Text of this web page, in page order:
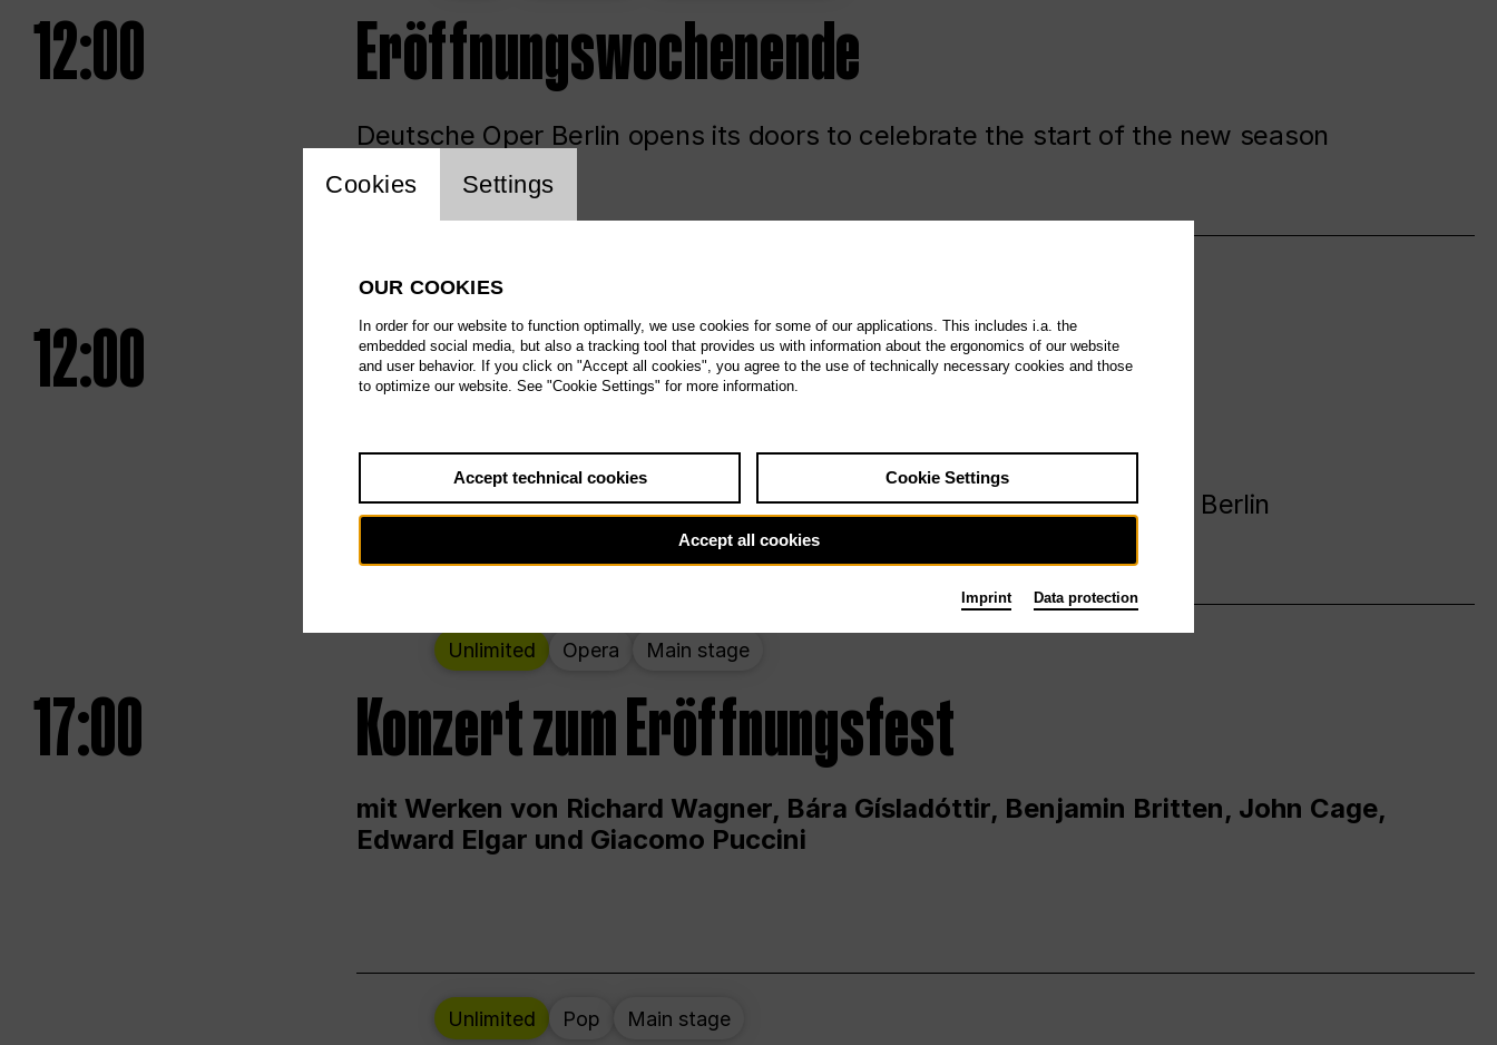
12:00 Eröffnungswochenende
Deutsche Oper Berlin opens its doors to celebrate the start of the new season
Unlimited
12:00 UNLESS THE PEOPLE LIVE HERE
Von Samstag 12.00 bis Sonntag 18.00 in und um die Deutsche Oper Berlin
Unlimited Opera Main stage
17:00 Konzert zum Eröffnungsfest
mit Werken von Richard Wagner, Bára Gísladóttir, Benjamin Britten, John Cage,
Edward Elgar und Giacomo Puccini
Unlimited Pop Main stage
Website cookie setting
Cookies Settings
OUR COOKIES
In order for our website to function optimally, we use cookies for some of our applications. This includes i.a. the
embedded social media, but also a tracking tool that provides us with information about the ergonomics of our website
and user behavior. If you click on "Accept all cookies", you agree to the use of technically necessary cookies and those
to optimize our website. See "Cookie Settings" for more information.
Accept technical cookies Cookie Settings
Accept all cookies
Imprint Data protection